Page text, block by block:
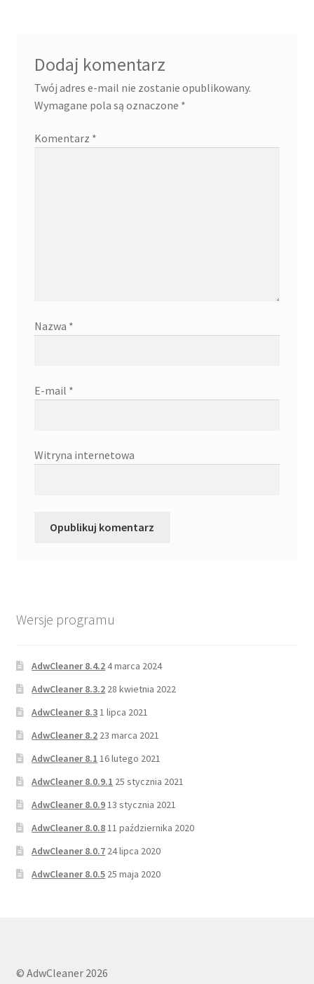
Dodaj komentarz
Twój adres e-mail nie zostanie opublikowany.
Wymagane pola są oznaczone *
Komentarz *
Nazwa *
E-mail *
Witryna internetowa
Wersje programu
AdwCleaner 8.4.24 marca 2024
AdwCleaner 8.3.2 28 kwietnia 2022
AdwCleaner 8.31 lipca 2021
AdwCleaner 8.2 23 marca 2021
AdwCleaner 8.1 16 lutego 2021
AdwCleaner 8.0.9.1 25 stycznia 2021
AdwCleaner 8.0.913 stycznia 2021
AdwCleaner 8.0.811 października 2020
AdwCleaner 8.0.7 24 lipca 2020
AdwCleaner 8.0.5 25 maja 2020
© AdwCleaner 2026